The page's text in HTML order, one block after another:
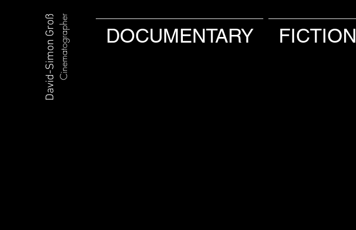
DOCUMENTARY FICTION
David-Simon GroßCinematographer